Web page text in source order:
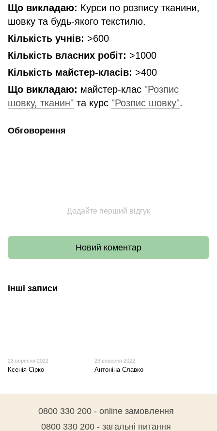
Що викладаю: Курси по розпису тканини,
шовку та будь-якого текстилю.
Кількість учнів: >600
Кількість власних робіт: >1000
Кількість майстер-класів: >400
Що викладаю: майстер-клас "Розпис
шовку, тканин" та курс "Розпис шовку".
Обговорення
Додайте перший відгук
Новий коментар
Інші записи
23 вересня 2022
Ксенія Сірко
23 вересня 2022
Антоніна Славко
0800 330 200 - online замовлення
0800 330 200 - загальні питання